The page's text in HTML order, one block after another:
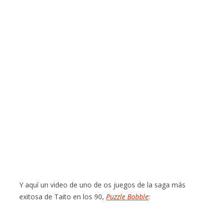
Y aquí un video de uno de os juegos de la saga más
exitosa de Taito en los 90, Puzzle Bobble: